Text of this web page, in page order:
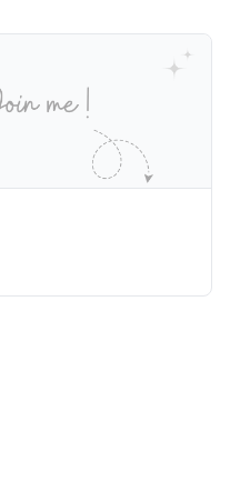
税负的关联性），以及
成本的影响。《报告》